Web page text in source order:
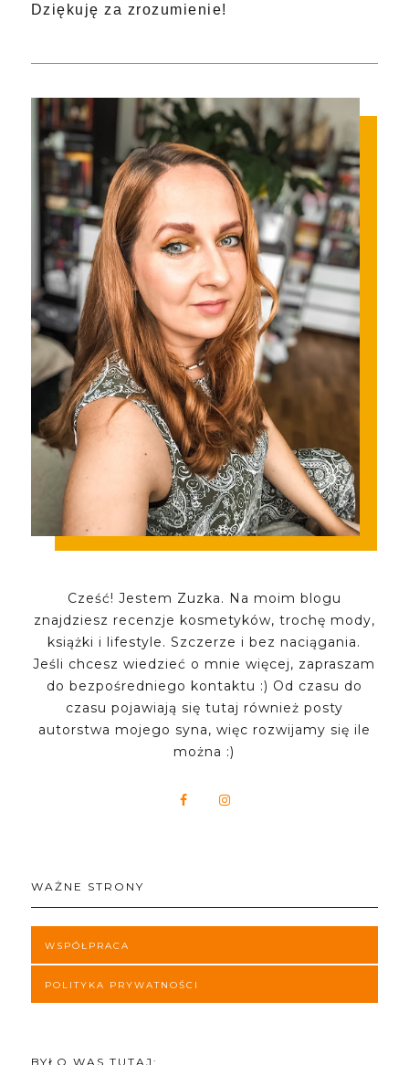
Dziękuję za zrozumienie!
Cześć! Jestem Zuzka. Na moim blogu
znajdziesz recenzje kosmetyków, trochę mody,
książki i lifestyle. Szczerze i bez naciągania.
Jeśli chcesz wiedzieć o mnie więcej, zapraszam
do bezpośredniego kontaktu :) Od czasu do
czasu pojawiają się tutaj również posty
autorstwa mojego syna, więc rozwijamy się ile
można :)
WAŻNE STRONY
WSPÓŁPRACA
POLITYKA PRYWATNOŚCI
BYŁO WAS TUTAJ: